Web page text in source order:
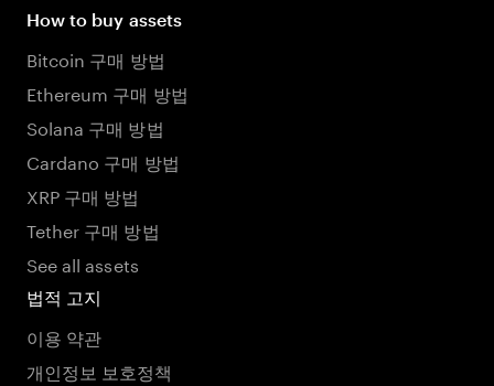
How to buy assets
Bitcoin 구매 방법
Ethereum 구매 방법
Solana 구매 방법
Cardano 구매 방법
XRP 구매 방법
Tether 구매 방법
See all assets
법적 고지
이용 약관
개인정보 보호정책